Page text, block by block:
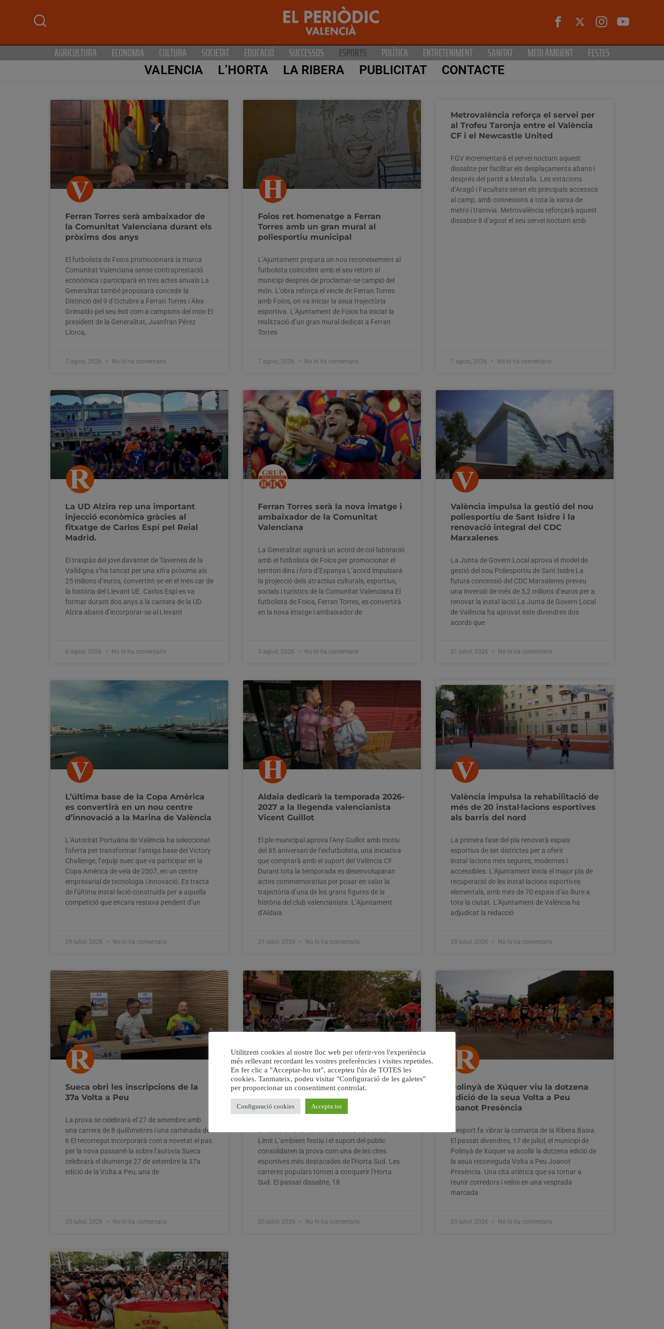
AGRICULTURA ECONOMIA CULTURA SOCIETAT EDUCACIÓ SUCCESSOS ESPORTS POLÍTICA ENTRETENIMENT SANITAT MEDI AMBIENT FESTES
VALENCIA L’HORTA LA RIBERA PUBLICITAT CONTACTE
Ferran Torres serà ambaixador de
la Comunitat Valenciana durant els
pròxims dos anys
El futbolista de Foios promocionarà la marca
Comunitat Valenciana sense contraprestació
econòmica i participarà en tres actes anuals La
Generalitat també proposarà concedir la
Distinció del 9 d’Octubre a Ferran Torres i Álex
Grimaldo pel seu èxit com a campions del món El
president de la Generalitat, Juanfran Pérez
Llorca,
7 agost, 2026 No hi ha comentaris
Foios ret homenatge a Ferran
Torres amb un gran mural al
poliesportiu municipal
L’Ajuntament prepara un nou reconeixement al
futbolista coincidint amb el seu retorn al
municipi després de proclamar-se campió del
món. L’obra reforça el vincle de Ferran Torres
amb Foios, on va iniciar la seua trajectòria
esportiva. L’Ajuntament de Foios ha iniciat la
realització d’un gran mural dedicat a Ferran
Torres
7 agost, 2026 No hi ha comentaris
Metrovalència reforça el servei per
al Trofeu Taronja entre el València
CF i el Newcastle United
FGV incrementarà el servei nocturn aquest
dissabte per facilitar els desplaçaments abans i
després del partit a Mestalla. Les estacions
d’Aragó i Facultats seran els principals accessos
al camp, amb connexions a tota la xarxa de
metro i tramvia. Metrovalència reforçarà aquest
dissabte 8 d’agost el seu servei nocturn amb
7 agost, 2026 No hi ha comentaris
La UD Alzira rep una important
injecció econòmica gràcies al
fitxatge de Carlos Espí pel Reial
Madrid.
El traspàs del jove davanter de Tavernes de la
Valldigna s’ha tancat per una xifra pròxima als
25 milions d’euros, convertint-se en el més car de
la història del Llevant UE. Carlos Espí es va
formar durant dos anys a la cantera de la UD
Alzira abans d’incorporar-se al Llevant
6 agost, 2026 No hi ha comentaris
Ferran Torres serà la nova imatge i
ambaixador de la Comunitat
Valenciana
La Generalitat signarà un acord de col·laboració
amb el futbolista de Foios per promocionar el
territori dins i fora d’Espanya L’acord impulsarà
la projecció dels atractius culturals, esportius,
socials i turístics de la Comunitat Valenciana El
futbolista de Foios, Ferran Torres, es convertirà
en la nova imatge i ambaixador de
5 agost, 2026 No hi ha comentaris
València impulsa la gestió del nou
poliesportiu de Sant Isidre i la
renovació integral del CDC
Marxalenes
La Junta de Govern Local aprova el model de
gestió del nou Poliesportiu de Sant Isidre La
futura concessió del CDC Marxalenes preveu
una inversió de més de 5,2 milions d’euros per a
renovar la instal·lació La Junta de Govern Local
de València ha aprovat este divendres dos
acords que
31 juliol, 2026 No hi ha comentaris
L’última base de la Copa Amèrica
es convertirà en un nou centre
d’innovació a la Marina de València
L’Autoritat Portuària de València ha seleccionat
l’oferta per transformar l’antiga base del Victory
Challenge, l’equip suec que va participar en la
Copa Amèrica de vela de 2007, en un centre
empresarial de tecnologia i innovació. Es tracta
de l’última instal·lació construïda per a aquella
competició que encara restava pendent d’un
29 juliol, 2026 No hi ha comentaris
Aldaia dedicarà la temporada 2026-
2027 a la llegenda valencianista
Vicent Guillot
El ple municipal aprova l’Any Guillot amb motiu
del 85 aniversari de l’exfutbolista, una iniciativa
que comptarà amb el suport del València CF.
Durant tota la temporada es desenvoluparan
actes commemoratius per posar en valor la
trajectòria d’una de les grans figures de la
història del club valencianista. L’Ajuntament
d’Aldaia
29 juliol, 2026 No hi ha comentaris
València impulsa la rehabilitació de
més de 20 instal·lacions esportives
als barris del nord
La primera fase del pla renovarà espais
esportius de set districtes per a oferir
instal·lacions més segures, modernes i
accessibles. L’Ajuntament inicia el major pla de
recuperació de les instal·lacions esportives
elementals, amb més de 70 espais d’ús lliure a
tota la ciutat. L’Ajuntament de València ha
adjudicat la redacció
28 juliol, 2026 No hi ha comentaris
Sueca obri les inscripcions de la
37a Volta a Peu
La prova se celebrarà el 27 de setembre amb
una carrera de 8 quilòmetres i una caminada de
6 El recorregut incorporarà com a novetat el pas
per la nova passarel·la sobre l’autovia Sueca
celebrarà el diumenge 27 de setembre la 37a
edició de la Volta a Peu, una de
23 juliol, 2026 No hi ha comentaris
Aldaia vibrà dissabte passat amb
la XIV edició de la 10K Sense Límits
Límit L’ambient festiu i el suport del públic
consolidaren la prova com una de les cites
esportives més destacades de l’Horta Sud. Les
carreres populars tornen a conquerir l’Horta
Sud. El passat dissabte, 18
20 juliol, 2026 No hi ha comentaris
Polinyà de Xúquer viu la dotzena
edició de la seua Volta a Peu
Joanot Presència
L’esport fa vibrar la comarca de la Ribera Baixa.
El passat divendres, 17 de juliol, el municipi de
Polinyà de Xúquer va acollir la dotzena edició de
la seua reconeguda Volta a Peu Joanot
Presència. Una cita atlètica que va tornar a
reunir corredors i veïns en una vesprada
marcada
20 juliol, 2026 No hi ha comentaris
Utilitzem cookies al nostre lloc web per oferir-vos l'experiència
més rellevant recordant les vostres preferències i visites repetides.
En fer clic a "Acceptar-ho tot", accepteu l'ús de TOTES les
cookies. Tanmateix, podeu visitar "Configuració de les galetes"
per proporcionar un consentiment controlat.
Configuració cookies Accepta tot